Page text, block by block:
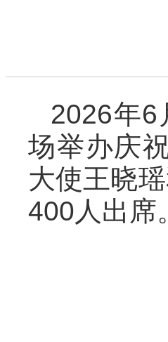
2026年6
场举办庆
大使王晓
400人出席